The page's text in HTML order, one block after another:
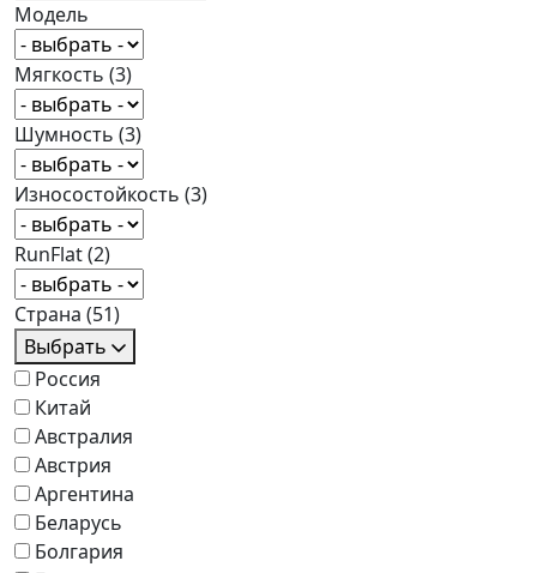
Модель
Мягкость (3)
Шумность (3)
Износостойкость (3)
RunFlat(2)
Страна (51)
Выбрать
Россия
Китай
Австралия
Австрия
Аргентина
Беларусь
Болгария